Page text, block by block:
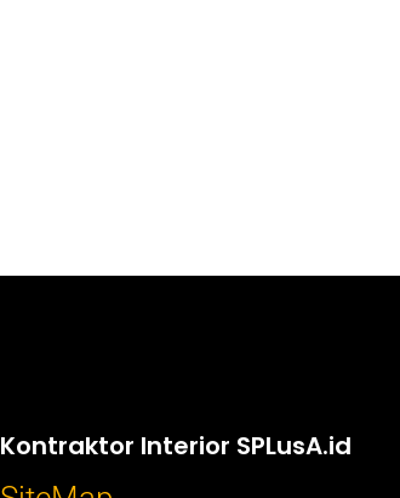
Kontraktor Interior SPLusA.id